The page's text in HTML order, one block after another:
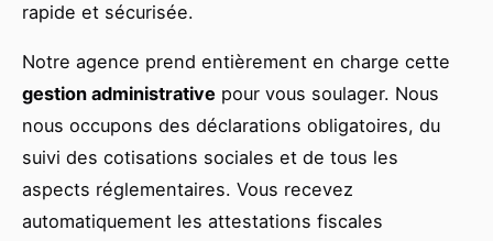
rapide et sécurisée.
Notre agence prend entièrement en charge cette
gestion administrative pour vous soulager. Nous
nous occupons des déclarations obligatoires, du
suivi des cotisations sociales et de tous les
aspects réglementaires. Vous recevez
automatiquement les attestations fiscales